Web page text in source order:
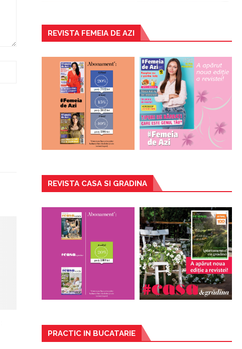
REVISTA FEMEIA DE AZI
REVISTA CASA SI GRADINA
PRACTIC IN BUCATARIE